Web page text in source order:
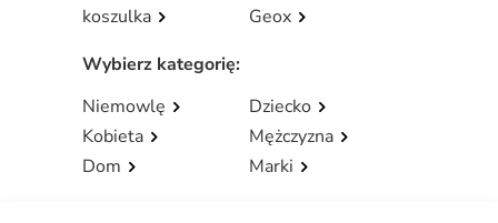
koszulka
Geox
Wybierz kategorię:
Niemowlę
Dziecko
Kobieta
Mężczyzna
Dom
Marki